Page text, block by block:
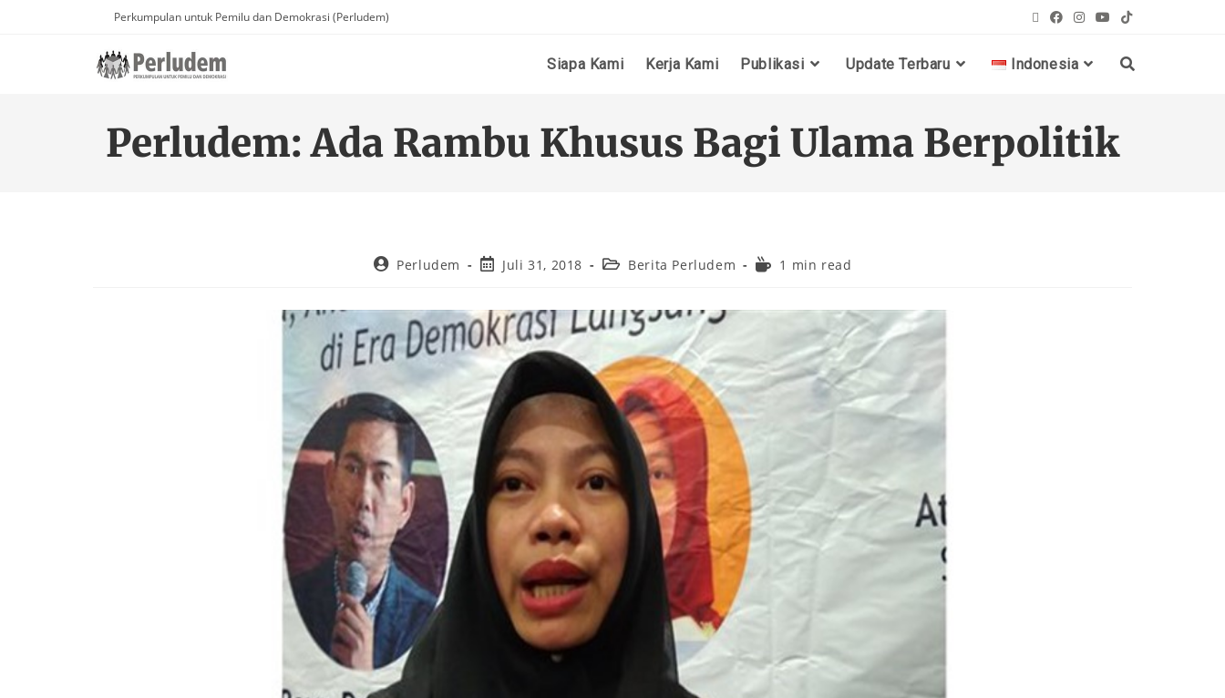
Perkumpulan untuk Pemilu dan Demokrasi (Perludem)
Siapa Kami Kerja Kami Publikasi Update Terbaru Indonesia
Perludem: Ada Rambu Khusus Bagi Ulama Berpolitik
Perludem Juli 31, 2018 Berita Perludem 1 min read